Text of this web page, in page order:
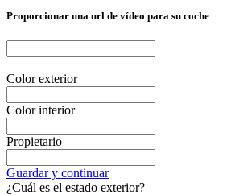
Proporcionar una url de vídeo para su coche
Color exterior
Color interior
Propietario
Guardar y continuar
¿Cuál es el estado exterior?